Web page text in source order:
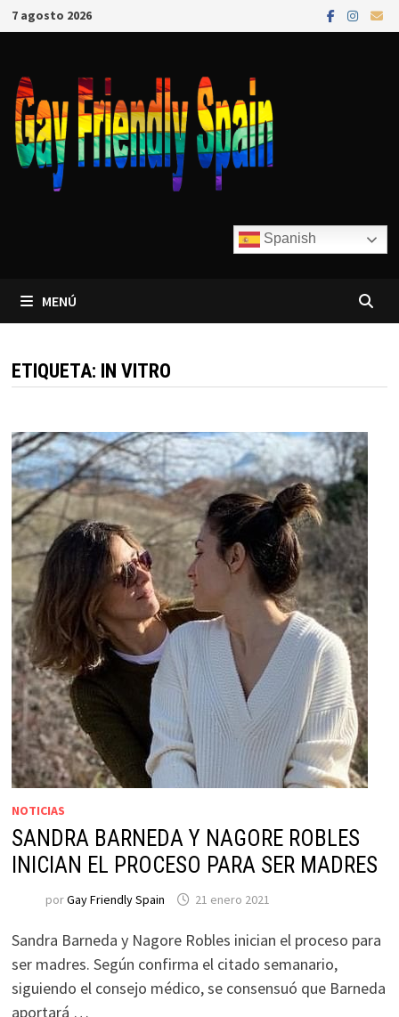
7 agosto 2026
Spanish
MENÚ
ETIQUETA: IN VITRO
NOTICIAS
SANDRA BARNEDA Y NAGORE ROBLES
INICIAN EL PROCESO PARA SER MADRES
porGay Friendly Spain 21 enero 2021
Sandra Barneda y Nagore Robles inician el proceso para
ser madres. Según confirma el citado semanario,
siguiendo el consejo médico, se consensuó que Barneda
aportará …